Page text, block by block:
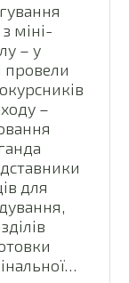
міні-
– у
провели
–
для